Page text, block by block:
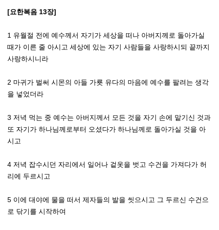
[요한복음 13장]
1 유월절 전에 예수께서 자기가 세상을 떠나 아버지께로 돌아가실
때가 이른 줄 아시고 세상에 있는 자기 사람들을 사랑하시되 끝까지
사랑하시니라
2 마귀가 벌써 시몬의 아들 가룟 유다의 마음에 예수를 팔려는 생각
을 넣었더라
3 저녁 먹는 중 예수는 아버지께서 모든 것을 자기 손에 맡기신 것과
또 자기가 하나님께로부터 오셨다가 하나님께로 돌아가실 것을 아
시고
4 저녁 잡수시던 자리에서 일어나 겉옷을 벗고 수건을 가져다가 허
리에 두르시고
5 이에 대야에 물을 떠서 제자들의 발을 씻으시고 그 두르신 수건으
로 닦기를 시작하여